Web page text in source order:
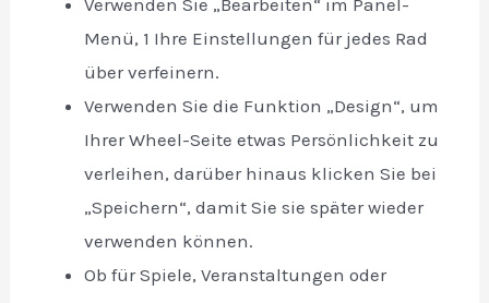
Menü, 1 Ihre Einstellungen für jedes Rad
über verfeinern.
Verwenden Sie die Funktion „Design“, um
Ihrer Wheel-Seite etwas Persönlichkeit zu
verleihen, darüber hinaus klicken Sie bei
„Speichern“, damit Sie sie später wieder
verwenden können.
Ob für Spiele, Veranstaltungen oder